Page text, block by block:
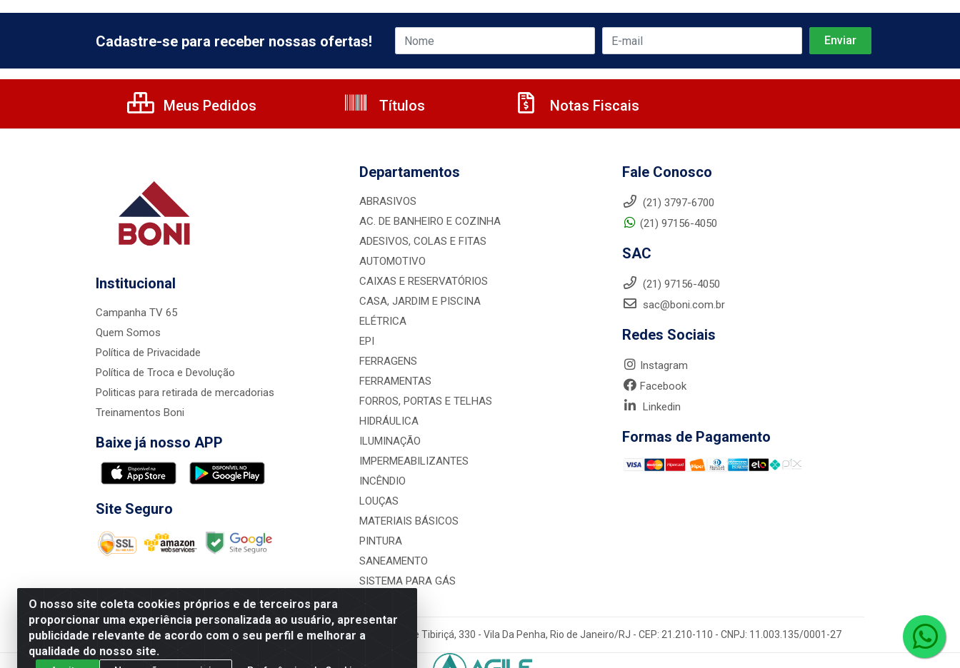
O nosso site coleta cookies próprios e de terceiros para
proporcionar uma experiência personalizada ao usuário, apresentar
publicidade relevante de acordo com o seu perfil e melhorar a
qualidade do nosso site.
Cadastre-se para receber nossas ofertas!
Meus Pedidos Títulos Notas Fiscais
Institucional
Campanha TV 65
Quem Somos
Política de Privacidade
Política de Troca e Devolução
Politicas para retirada de mercadorias
Treinamentos Boni
Baixe já nosso APP
Site Seguro
Departamentos
ABRASIVOS
AC. DE BANHEIRO E COZINHA
ADESIVOS, COLAS E FITAS
AUTOMOTIVO
CAIXAS E RESERVATÓRIOS
CASA, JARDIM E PISCINA
ELÉTRICA
EPI
FERRAGENS
FERRAMENTAS
FORROS, PORTAS E TELHAS
HIDRÁULICA
ILUMINAÇÃO
IMPERMEABILIZANTES
INCÊNDIO
LOUÇAS
MATERIAIS BÁSICOS
PINTURA
SANEAMENTO
SISTEMA PARA GÁS
Fale Conosco
(21) 3797-6700
(21) 97156-4050
SAC
(21) 97156-4050
sac@boni.com.br
Redes Sociais
Instagram
Facebook
Linkedin
Formas de Pagamento
Nova Boni Distribuidora de Material de Construção LTDA - Rua Alice Tibiriçá, 330 - Vila Da Penha, Rio de Janeiro/RJ - CEP: 21.210-110 - CNPJ: 11.003.135/0001-27